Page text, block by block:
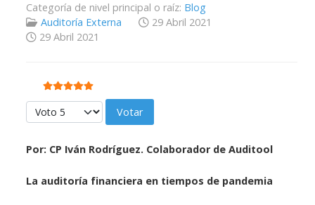
Categoría de nivel principal o raíz: Blog
Auditoría Externa
29 Abril 2021
29 Abril 2021
Ratio:5/5
Por favor, vote
Por: CP Iván Rodríguez. Colaborador de Auditool
La auditoría financiera en tiempos de pandemia